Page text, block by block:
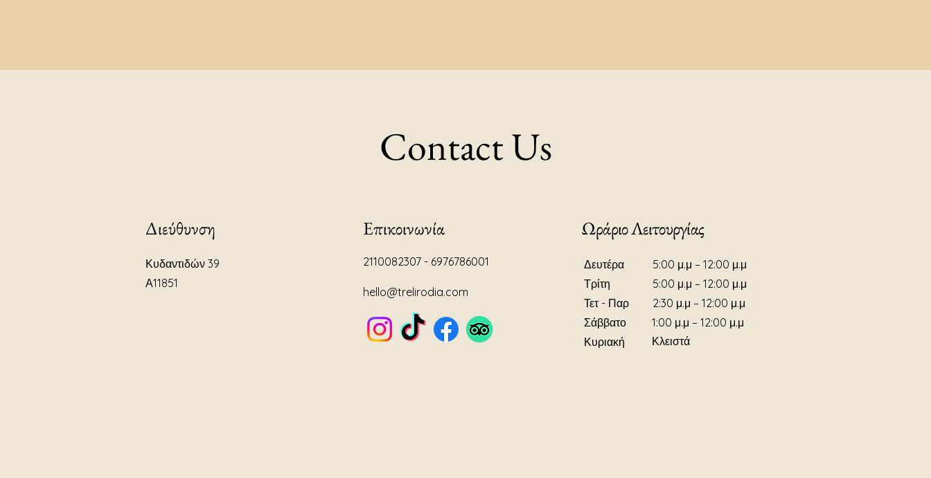
Contact Us
Διεύθυνση
Κυδαντιδών 39
Α11851
Επικοινωνία
2110082307 - 6976786001
hello@trelirodia.com
Ωράριο Λειτουργίας
Δευτέρα
Τρίτη
Τετ - Παρ
Σάββατο
Κυριακή
5:00 μ.μ – 12:00 μ.μ
5:00 μ.μ – 12:00 μ.μ
2:30 μ.μ – 12:00 μ.μ
1:00 μ.μ – 12:00 μ.μ
Κλειστά